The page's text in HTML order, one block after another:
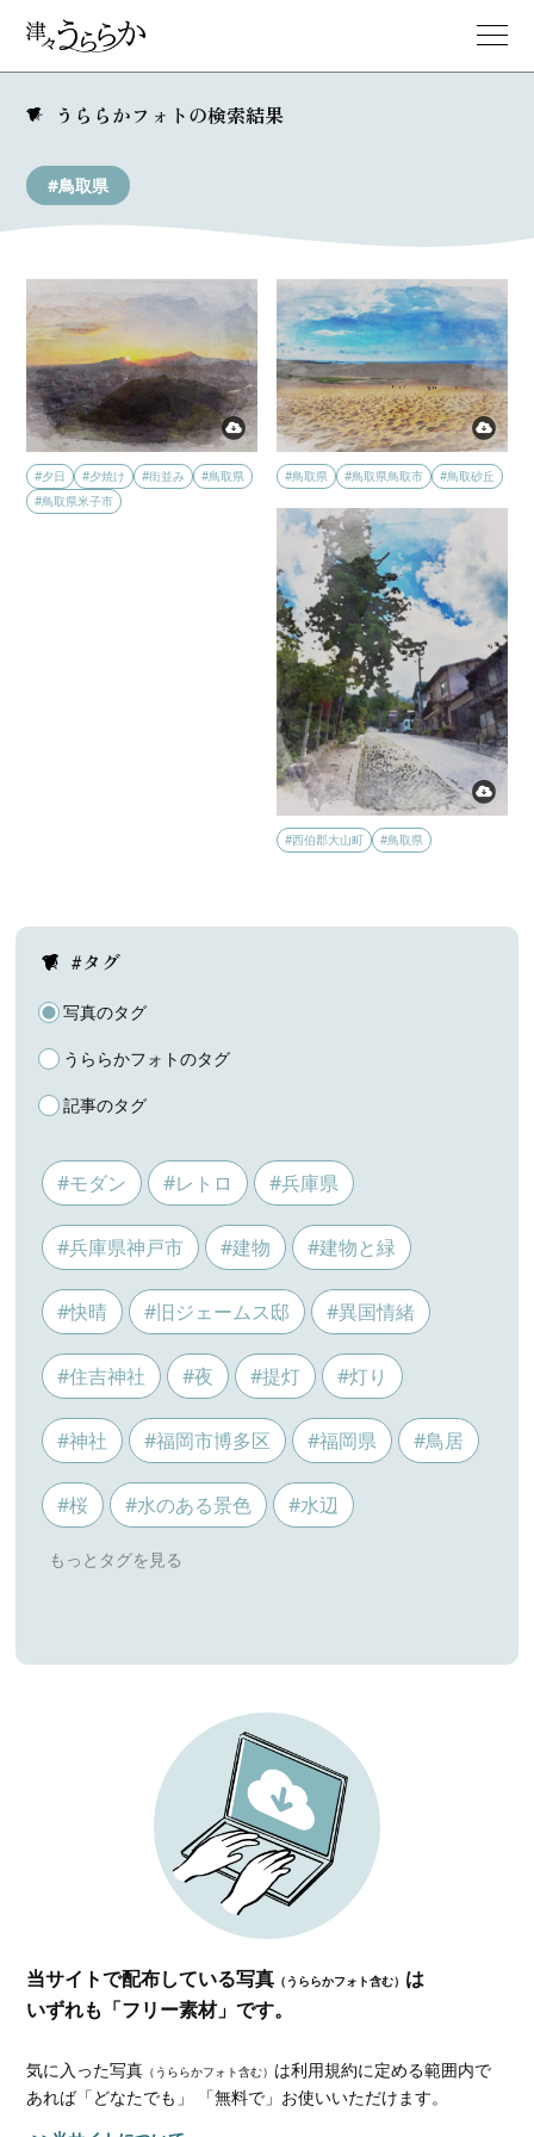
うららかフォトの検索結果
#鳥取県
#夕日 #夕焼け #街並み
#鳥取県
#鳥取県米子市
#鳥取県 #鳥取県鳥取市 #鳥取砂丘
#西伯郡大山町 #鳥取県
#タグ
写真のタグ
うららかフォトのタグ
記事のタグ
#モダン #レトロ #兵庫県
#兵庫県神戸市 #建物 #建物と緑
#快晴 #旧ジェームス邸 #異国情緒
#住吉神社 #夜 #提灯 #灯り
#神社 #福岡市博多区 #福岡県 #鳥居
#桜 #水のある景色 #水辺
当サイトで配布している写真 （うららかフォト含む） は
いずれも「フリー素材」です。
気に入った写真 （うららかフォト含む） は利用規約に定める範囲内で
あれば「どなたでも」 「無料で」お使いいただけます。